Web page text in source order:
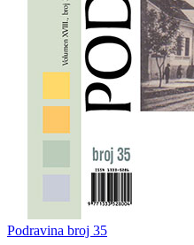
Podravina broj 35